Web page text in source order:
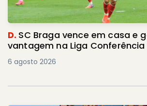
D. SC Braga vence em casa e
vantagem na Liga Conferência
6 agosto 2026